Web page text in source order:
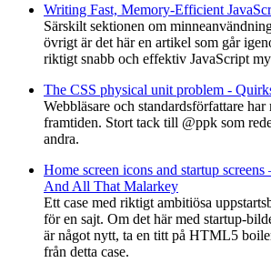
Writing Fast, Memory-Efficient
Särskilt sektionen om
övrigt är det här en artikel som går
riktigt snabb och effektiv JavaScript
The CSS physical unit problem -
Webbläsare och standardsförfattare
framtiden. Stort tack till @ppk som
andra.
Home screen icons and startup
And All That Malarkey
Ett case med riktigt ambitiösa
för en sajt. Om det här med startup-
är något nytt, ta en titt på HTML5
från detta case.